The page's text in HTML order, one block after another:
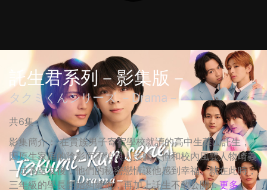
託生君系列－影集版－
タクミくんシリーズ －Drama－
共6集
影集簡介： 在貴族男子寄宿學校就讀的高中生葉山託生，
因原生家庭的陰影而害怕與人接觸，但和校內風雲人物崎義
一成為室友後，他們的秘密戀情讓他感到幸福。就在此時，
三年級的學長開始糾纏他，再加上託生不敢公開... 更多